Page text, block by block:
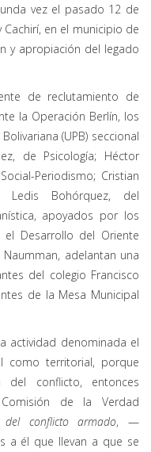
vez el pasado 12 de
en el municipio de
y apropiación del legado
de reclutamiento de
la Operación Berlín, los
(UPB) seccional
de Psicología; Héctor
Periodismo; Cristian
Bohórquez, del
apoyados por los
Desarrollo del Oriente
adelantan una
del colegio Francisco
de la Mesa Municipal
actividad denominada el
como territorial, porque
conflicto, entonces
de la Verdad
del conflicto armado, —
a él que llevan a que se